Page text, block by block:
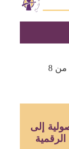
عرض 1 الى 8 من 8
إلى